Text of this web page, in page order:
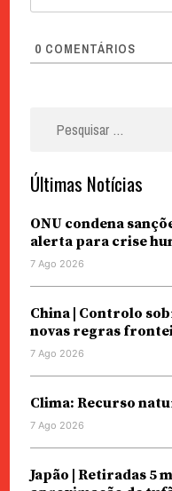
0 COMENTÁRIOS
Últimas Notícias
ONU condena
alerta para crise
7 Ago 2026
China | Controlo
novas regras
7 Ago 2026
Clima: Recurso
7 Ago 2026
Japão | Retiradas 5